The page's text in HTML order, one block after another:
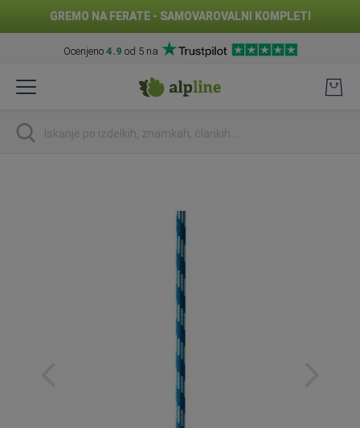
GREMO NA FERATE - SAMOVAROVALNI KOMPLETI
Ocenjeno 4.9 od 5 na
na
Iskanje